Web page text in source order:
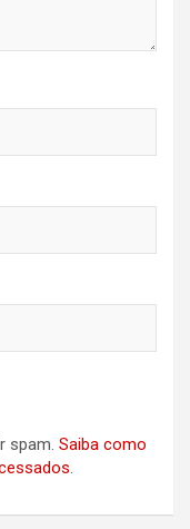
spam. Saiba como
.